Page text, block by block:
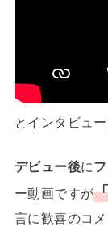
とインタビュ
デビュー後に
ー動画ですが
言に歓喜のコ